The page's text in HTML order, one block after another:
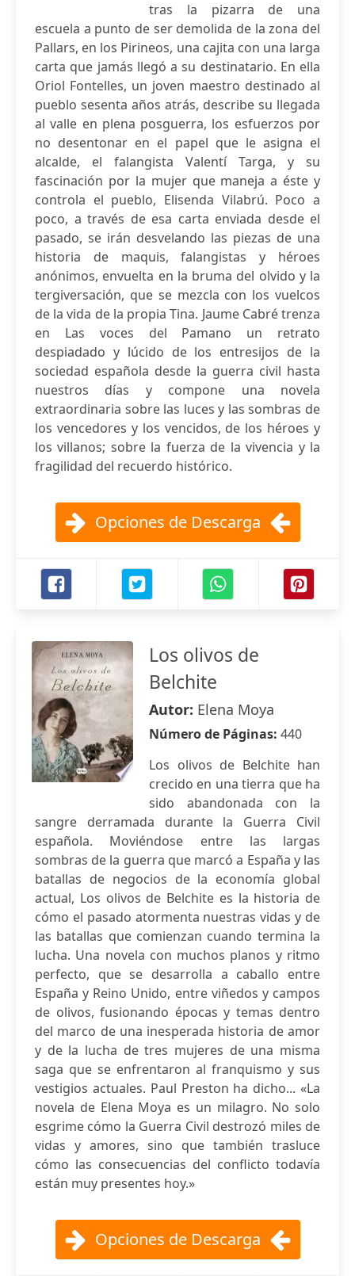
tras la pizarra de una
escuela a punto de ser demolida de la zona del
Pallars, en los Pirineos, una cajita con una larga
carta que jamás llegó a su destinatario. En ella
Oriol Fontelles, un joven maestro destinado al
pueblo sesenta años atrás, describe su llegada
al valle en plena posguerra, los esfuerzos por
no desentonar en el papel que le asigna el
alcalde, el falangista Valentí Targa, y su
fascinación por la mujer que maneja a éste y
controla el pueblo, Elisenda Vilabrú. Poco a
poco, a través de esa carta enviada desde el
pasado, se irán desvelando las piezas de una
historia de maquis, falangistas y héroes
anónimos, envuelta en la bruma del olvido y la
tergiversación, que se mezcla con los vuelcos
de la vida de la propia Tina. Jaume Cabré trenza
en Las voces del Pamano un retrato
despiadado y lúcido de los entresijos de la
sociedad española desde la guerra civil hasta
nuestros días y compone una novela
extraordinaria sobre las luces y las sombras de
los vencedores y los vencidos, de los héroes y
los villanos; sobre la fuerza de la vivencia y la
fragilidad del recuerdo histórico.
Opciones de Descarga
Los olivos de
Belchite
Autor: Elena Moya
Número de Páginas: 440
Los olivos de Belchite han
crecido en una tierra que ha
sido abandonada con la
sangre derramada durante la Guerra Civil
española. Moviéndose entre las largas
sombras de la guerra que marcó a España y las
batallas de negocios de la economía global
actual, Los olivos de Belchite es la historia de
cómo el pasado atormenta nuestras vidas y de
las batallas que comienzan cuando termina la
lucha. Una novela con muchos planos y ritmo
perfecto, que se desarrolla a caballo entre
España y Reino Unido, entre viñedos y campos
de olivos, fusionando épocas y temas dentro
del marco de una inesperada historia de amor
y de la lucha de tres mujeres de una misma
saga que se enfrentaron al franquismo y sus
vestigios actuales. Paul Preston ha dicho... «La
novela de Elena Moya es un milagro. No solo
esgrime cómo la Guerra Civil destrozó miles de
vidas y amores, sino que también trasluce
cómo las consecuencias del conflicto todavía
están muy presentes hoy.»
Opciones de Descarga